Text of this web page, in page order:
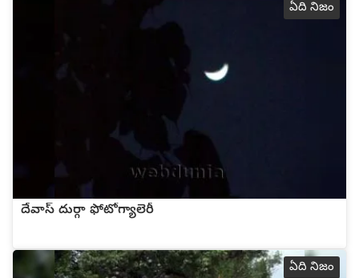
ఏది నిజం
దేవాస్ దుర్గా ఫోటోగ్యాలెరీ
ఏది నిజం